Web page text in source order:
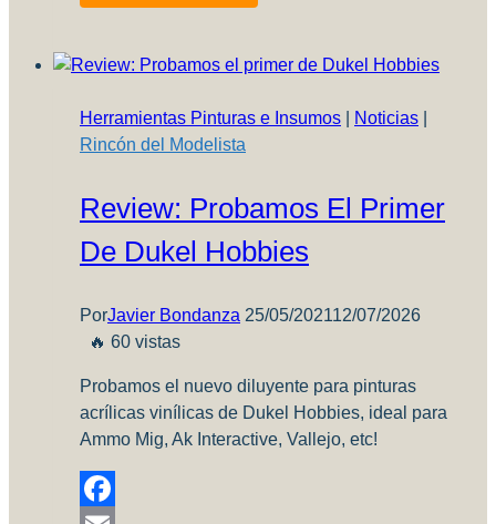
–
1
Herramientas Pinturas e Insumos Noticias
Rincón del Modelista
Review: Probamos El Primer
De Dukel Hobbies
PorJavier Bondanza 25/05/202112/07/2026
🔥 60 vistas
Probamos el nuevo diluyente para pinturas
acrílicas vinílicas de Dukel Hobbies, ideal para
Ammo Mig, Ak Interactive, Vallejo, etc!